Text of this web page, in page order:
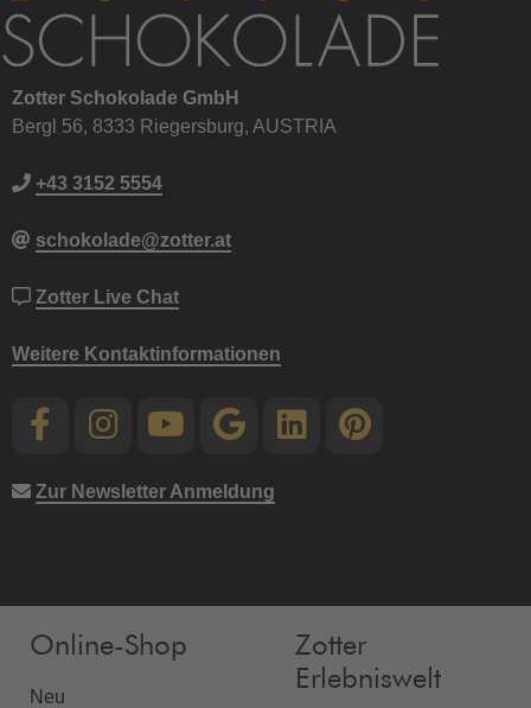
Zotter Schokolade GmbH
Bergl 56, 8333 Riegersburg, AUSTRIA
+43 3152 5554
schokolade@zotter.at
Zotter Live Chat
Weitere Kontaktinformationen
Zur Newsletter Anmeldung
Online-Shop
Neu
Zotter
Erlebniswelt